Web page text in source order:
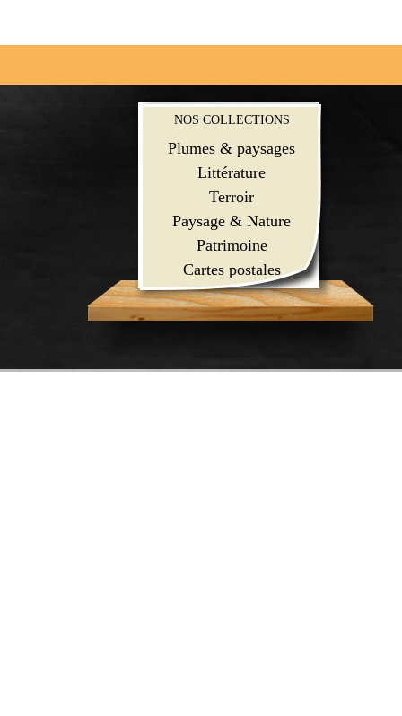
NOS COLLECTIONS
Plumes & paysages
Littérature
Terroir
Paysage & Nature
Patrimoine
Cartes postales